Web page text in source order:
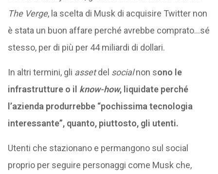
The Verge, la scelta di Musk di acquisire Twitter non
è stata un buon affare perché avrebbe comprato…sé
stesso, per di più per 44 miliardi di dollari.
In altri termini, gli assetdel socialnon sono le
infrastrutture o il know-how, liquidate perché
l’azienda produrrebbe “pochissima tecnologia
interessante”, quanto, piuttosto, gli utenti.
Utenti che stazionano e permangono sul social
proprio per seguire personaggi come Musk che,